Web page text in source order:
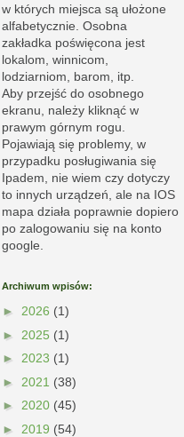
w których miejsca są ułożone
alfabetycznie. Osobna
zakładka poświęcona jest
lokalom, winnicom,
lodziarniom, barom, itp.
Aby przejść do osobnego
ekranu, należy kliknąć w
prawym górnym rogu.
Pojawiają się problemy, w
przypadku posługiwania się
Ipadem, nie wiem czy dotyczy
to innych urządzeń, ale na IOS
mapa działa poprawnie dopiero
po zalogowaniu się na konto
google.
Archiwum wpisów:
► 2026 (1)
► 2025 (1)
► 2023 (1)
► 2021 (38)
► 2020 (45)
► 2019 (54)